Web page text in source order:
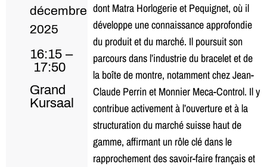
décembre
2025
16:15 –
17:50
Grand
Kursaal
dont Matra Horlogerie et Pequignet, où il
développe une connaissance approfondie
du produit et du marché. Il poursuit son
parcours dans l’industrie du bracelet et de
la boîte de montre, notamment chez Jean-
Claude Perrin et Monnier Meca-Control. Il y
contribue activement à l’ouverture et à la
structuration du marché suisse haut de
gamme, affirmant un rôle clé dans le
rapprochement des savoir-faire français et